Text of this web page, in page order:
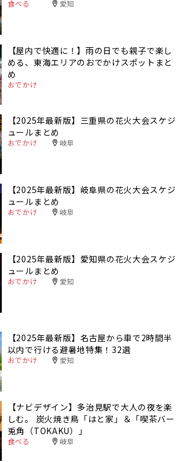
食べる 愛知
【屋内で快適に！】雨の日でも親子で楽し
める、東海エリアのおでかけスポットまと
め
おでかけ
【2025年最新版】三重県の花火大会スケジ
ュールまとめ
おでかけ 岐阜
【2025年最新版】岐阜県の花火大会スケジ
ュールまとめ
おでかけ 岐阜
【2025年最新版】愛知県の花火大会スケジ
ュールまとめ
おでかけ 愛知
【2025年最新版】名古屋から車で2時間半
以内で行ける避暑地特集！32選
おでかけ 愛知
【ナビデザイン】多治見駅で大人の夜を楽
しむ。 炭火焼き鳥「はと家」＆「喫茶バー
兎角（TOKAKU）」
食べる 岐阜